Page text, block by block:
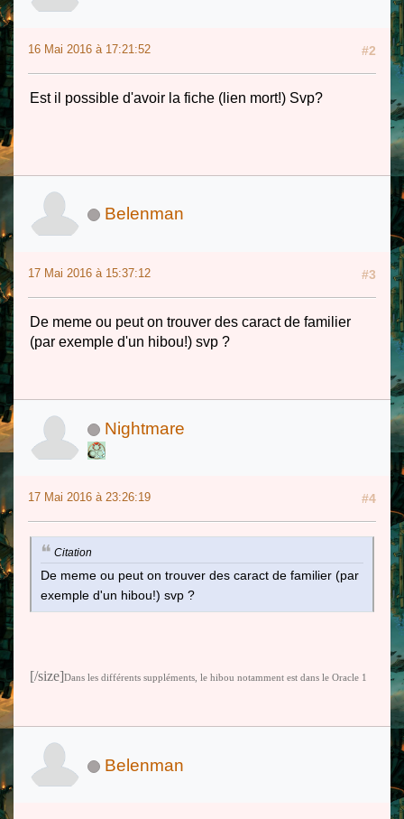
16 Mai 2016 à 17:21:52 #2
Est il possible d'avoir la fiche (lien mort!) Svp?
Belenman
17 Mai 2016 à 15:37:12 #3
De meme ou peut on trouver des caract de familier
(par exemple d'un hibou!) svp ?
Nightmare
17 Mai 2016 à 23:26:19 #4
Citation
De meme ou peut on trouver des caract de familier (par
exemple d'un hibou!) svp ?
[/size]Dans les différents suppléments, le hibou notamment est dans le Oracle 1
Belenman